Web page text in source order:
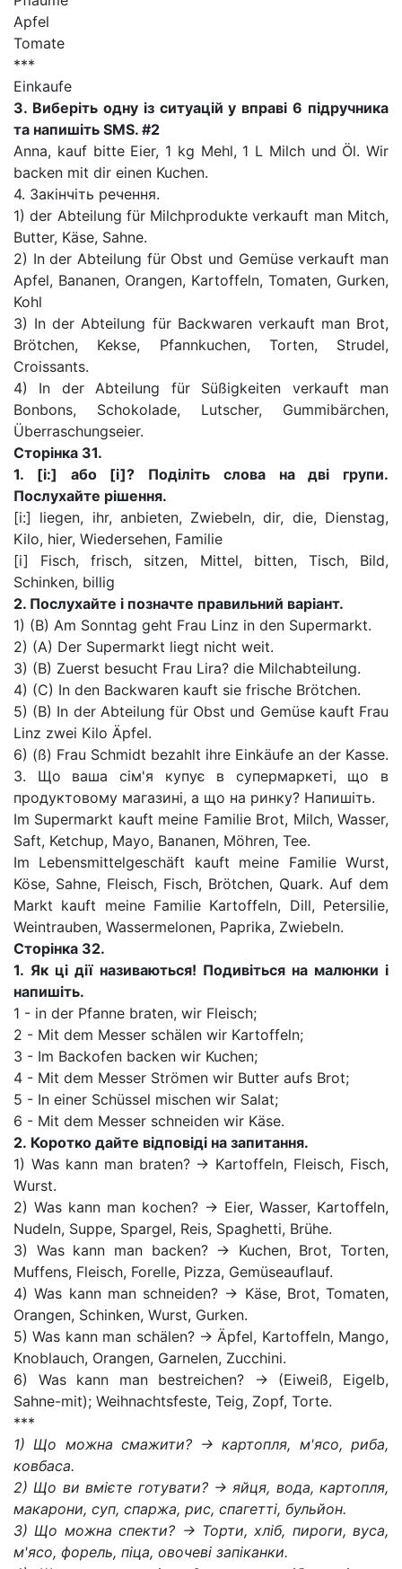
Apfel
Tomate
***
Einkaufe
3. Виберіть одну із ситуацій у вправі 6 підручника
та напишіть SMS. #2
Anna, kauf bitte Eier, 1 kg Mehl, 1 L Milch und Öl. Wir
backen mit dir einen Kuchen.
4. Закінчіть речення.
1) der Abteilung für Milchprodukte verkauft man Mitch,
Butter, Käse, Sahne.
2) In der Abteilung für Obst und Gemüse verkauft man
Apfel, Bananen, Orangen, Kartoffeln, Tomaten, Gurken,
Kohl
3) In der Abteilung für Backwaren verkauft man Brot,
Brötchen, Kekse, Pfannkuchen, Torten, Strudel,
Croissants.
4) In der Abteilung für Süßigkeiten verkauft man
Bonbons, Schokolade, Lutscher, Gummibärchen,
Überraschungseier.
Сторінка 31.
1. [і:] або [і]? Поділіть слова на дві групи.
Послухайте рішення.
[і:] liegen, ihr, anbieten, Zwiebeln, dir, die, Dienstag,
Kilo, hier, Wiedersehen, Familie
[i] Fisch, frisch, sitzen, Mittel, bitten, Tisch, Bild,
Schinken, billig
2. Послухайте і позначте правильний варіант.
1) (В) Am Sonntag geht Frau Linz in den Supermarkt.
2) (A) Der Supermarkt liegt nicht weit.
3) (B) Zuerst besucht Frau Lira? die Milchabteilung.
4) (C) In den Backwaren kauft sie frische Brötchen.
5) (B) In der Abteilung für Obst und Gemüse kauft Frau
Linz zwei Kilo Äpfel.
6) (ß) Frau Schmidt bezahlt ihre Einkäufe an der Kasse.
3. Що ваша сім'я купує в супермаркеті, що в
продуктовому магазині, а що на ринку? Напишіть.
Im Supermarkt kauft meine Familie Brot, Milch, Wasser,
Saft, Ketchup, Mayo, Bananen, Möhren, Tee.
Im Lebensmittelgeschäft kauft meine Familie Wurst,
Köse, Sahne, Fleisch, Fisch, Brötchen, Quark. Auf dem
Markt kauft meine Familie Kartoffeln, Dill, Petersilie,
Weintrauben, Wassermelonen, Paprika, Zwiebeln.
Сторінка 32.
1. Як ці дії називаються! Подивіться на малюнки і
напишіть.
1 - in der Pfanne braten, wir Fleisch;
2 - Mit dem Messer schälen wir Kartoffeln;
3 - Im Backofen backen wir Kuchen;
4 - Mit dem Messer Strömen wir Butter aufs Brot;
5 - In einer Schüssel mischen wir Salat;
6 - Mit dem Messer schneiden wir Käse.
2. Коротко дайте відповіді на запитання.
1) Was kann man braten? -> Kartoffeln, Fleisch, Fisch,
Wurst.
2) Was kann man kochen? -> Eier, Wasser, Kartoffeln,
Nudeln, Suppe, Spargel, Reis, Spaghetti, Brühe.
3) Was kann man backen? -> Kuchen, Brot, Torten,
Muffens, Fleisch, Forelle, Pizza, Gemüseauflauf.
4) Was kann man schneiden? -> Käse, Brot, Tomaten,
Orangen, Schinken, Wurst, Gurken.
5) Was kann man schälen? -> Äpfel, Kartoffeln, Mango,
Knoblauch, Orangen, Garnelen, Zucchini.
6) Was kann man bestreichen? -> (Eiweiß, Eigelb,
Sahne-mit); Weihnachtsfeste, Teig, Zopf, Torte.
***
1) Що можна смажити? -> картопля, м'ясо, риба,
ковбаса.
2) Що ви вмієте готувати? -> яйця, вода, картопля,
макарони, суп, спаржа, рис, спагетті, бульйон.
3) Що можна спекти? -> Торти, хліб, пироги, вуса,
м'ясо, форель, піца, овочеві запіканки.